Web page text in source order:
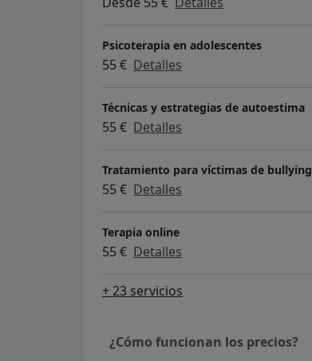
Psicoterapia en adolescentes
55 € Detalles
Técnicas y estrategias de autoestima
55 € Detalles
Tratamiento para víctimas de bullying
55 € Detalles
Terapia online
55 € Detalles
+ 23 servicios
¿Cómo funcionan los precios?